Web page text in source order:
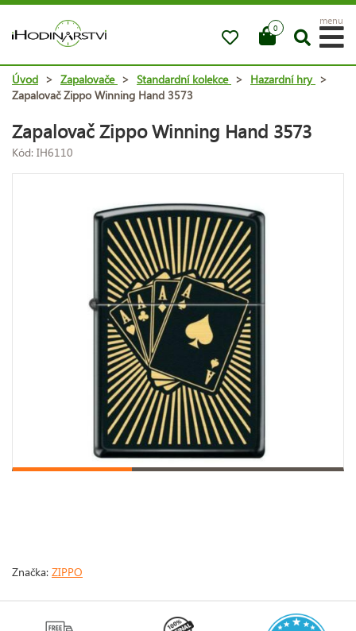
0
menu
Úvod > Zapalovače > Standardní kolekce > Hazardní hry >
Zapalovač Zippo Winning Hand 3573
Zapalovač Zippo Winning Hand 3573
Kód: IH6110
Značka: ZIPPO